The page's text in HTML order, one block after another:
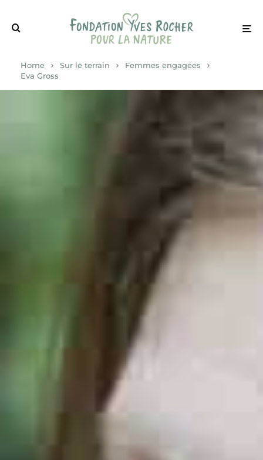
Home Sur le terrain
Femmes engagées
Eva Gross